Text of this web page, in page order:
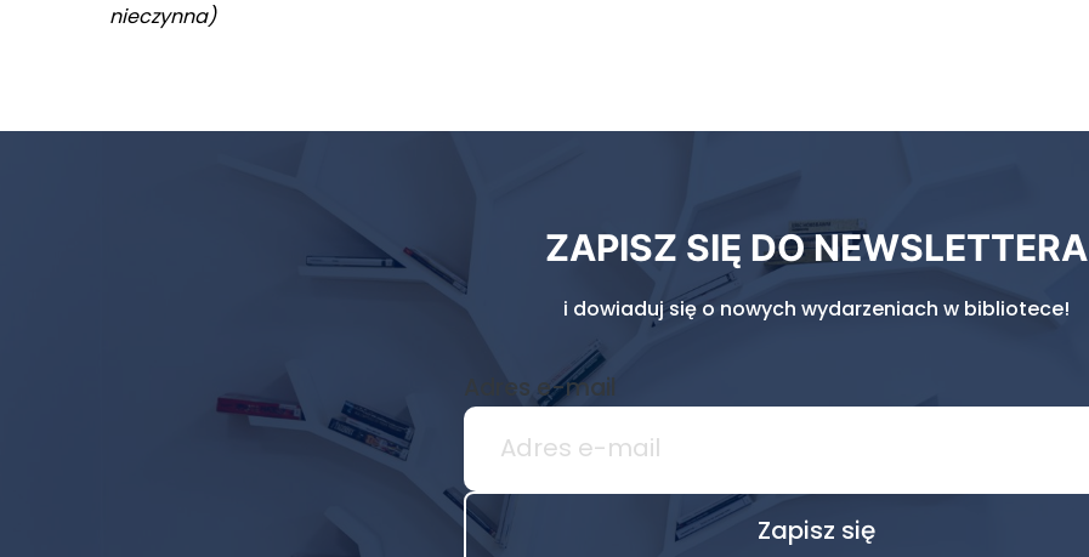
nieczynna)
Newsletter
biblioteki
ZAPISZ SIĘ DO NEWSLETTERA
i dowiaduj się o nowych wydarzeniach w bibliotece!
Adres e-mail